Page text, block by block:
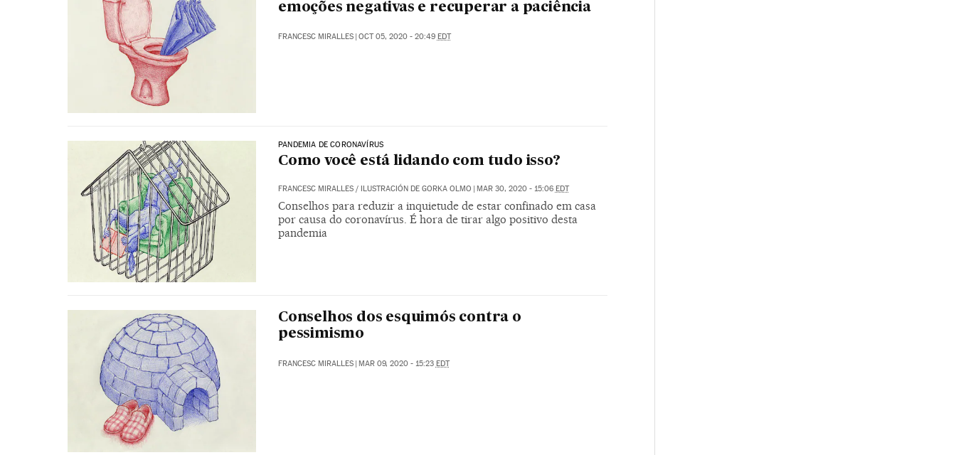
emoções negativas e recuperar a paciência
FRANCESC MIRALLES | OCT 05, 2020 - 20:49 EDT
PANDEMIA DE CORONAVÍRUS
Como você está lidando com tudo isso?
FRANCESC MIRALLES/ ILUSTRACIÓN DE GORKA OLMO | MAR 30, 2020 - 15:06 EDT
Conselhos para reduzir a inquietude de estar confinado em casa
por causa do coronavírus. É hora de tirar algo positivo desta
pandemia
Conselhos dos esquimós contra o
pessimismo
FRANCESC MIRALLES | MAR 09, 2020 - 15:23 EDT